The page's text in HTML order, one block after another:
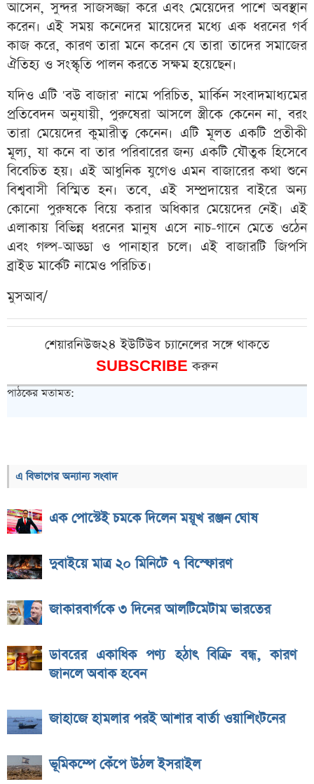
আসেন, সুন্দর সাজসজ্জা করে এবং মেয়েদের পাশে অবস্থান
করেন। এই সময় কনেদের মায়েদের মধ্যে এক ধরনের গর্ব
কাজ করে, কারণ তারা মনে করেন যে তারা তাদের সমাজের
ঐতিহ্য ও সংস্কৃতি পালন করতে সক্ষম হয়েছেন।
যদিও এটি 'বউ বাজার' নামে পরিচিত, মার্কিন সংবাদমাধ্যমের
প্রতিবেদন অনুযায়ী, পুরুষেরা আসলে স্ত্রীকে কেনেন না, বরং
তারা মেয়েদের কুমারীত্ব কেনেন। এটি মূলত একটি প্রতীকী
মূল্য, যা কনে বা তার পরিবারের জন্য একটি যৌতুক হিসেবে
বিবেচিত হয়। এই আধুনিক যুগেও এমন বাজারের কথা শুনে
বিশ্ববাসী বিস্মিত হন। তবে, এই সম্প্রদায়ের বাইরে অন্য
কোনো পুরুষকে বিয়ে করার অধিকার মেয়েদের নেই। এই
এলাকায় বিভিন্ন ধরনের মানুষ এসে নাচ-গানে মেতে ওঠেন
এবং গল্প-আড্ডা ও পানাহার চলে। এই বাজারটি জিপসি
ব্রাইড মার্কেট নামেও পরিচিত।
মুসআব/
শেয়ারনিউজ২৪ ইউটিউব চ্যানেলের সঙ্গে থাকতে
SUBSCRIBEকরুন
পাঠকের মতামত:
এ বিভাগের অন্যান্য সংবাদ
এক পোস্টেই চমকে দিলেন ময়ূখ রঞ্জন ঘোষ
দুবাইয়ে মাত্র ২০ মিনিটে ৭ বিস্ফোরণ
জাকারবার্গকে ৩ দিনের আলটিমেটাম ভারতের
ডাবরের একাধিক পণ্য হঠাৎ বিক্রি বন্ধ, কারণ
জানলে অবাক হবেন
জাহাজে হামলার পরই আশার বার্তা ওয়াশিংটনের
ভূমিকম্পে কেঁপে উঠল ইসরাইল